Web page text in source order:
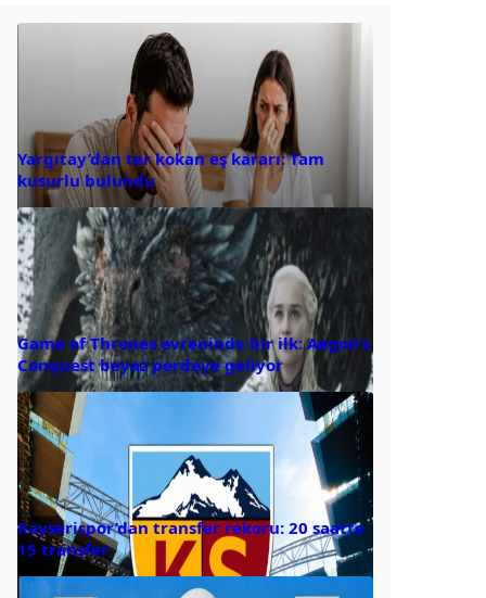
Yargıtay’dan ter kokan eş kararı: Tam
kusurlu bulundu
Game of Thrones evreninde bir ilk: Aegon’s
Conquest beyaz perdeye geliyor
Kayserispor’dan transfer rekoru: 20 saatte
15 transfer